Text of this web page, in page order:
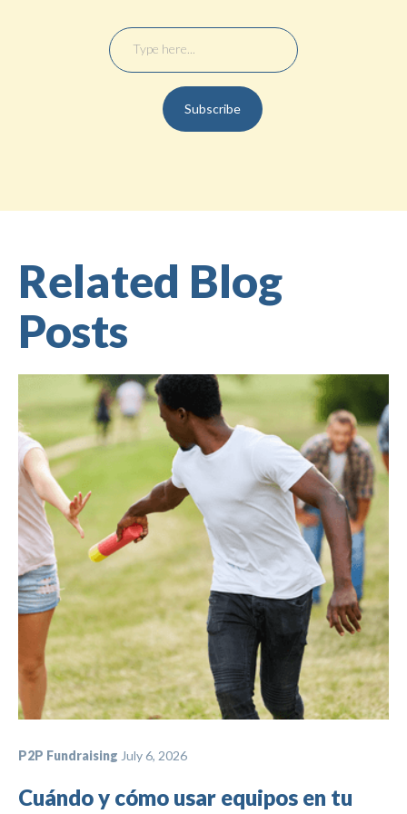
Related Blog
Posts
P2P Fundraising July 6, 2026
Cuándo y cómo usar equipos en tu